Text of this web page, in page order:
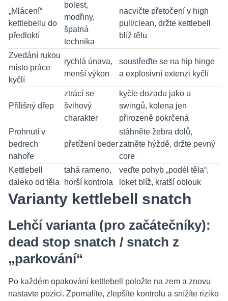
„Mlácení“
kettlebellu do
předloktí
bolest,
modřiny,
špatná
technika
nacvičte přetočení v high
pull/clean, držte kettlebell
blíž tělu
Zvedání rukou
místo práce
kyčlí
rychlá únava,
menší výkon
soustřeďte se na hip hinge
a explosivní extenzi kyčlí
Přílišný dřep
ztrácí se
švihový
charakter
kyčle dozadu jako u
swingů, kolena jen
přirozeně pokrčená
Prohnutí v
bedrech
nahoře
přetížení beder
stáhněte žebra dolů,
zatněte hýždě, držte pevný
core
Kettlebell
daleko od těla
tahá rameno,
horší kontrola
veďte pohyb „podél těla“,
loket blíž, kratší oblouk
Varianty kettlebell snatch
Lehčí varianta (pro začátečníky):
dead stop snatch / snatch z
„parkování“
Po každém opakování kettlebell položte na zem a znovu
nastavte pozici. Zpomalíte, zlepšíte kontrolu a snížíte riziko